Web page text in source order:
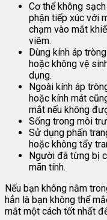
Cơ thể không
phận tiếp xúc với
chạm vào mắt
viêm.
Dùng kính áp
hoặc không vệ
dụng.
Ngoài kính áp
hoặc kính mát
mắt nếu không
Sống trong môi
Sử dụng phấn
hoặc không tẩy
Người đã từng bị
mãn tính.
Nếu bạn không nằm
hẳn là bạn không thể
mắt một cách tốt nhất